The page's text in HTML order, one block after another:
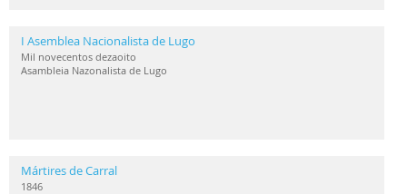
I Asemblea Nacionalista de Lugo
Mil novecentos dezaoito
Asambleia Nazonalista de Lugo
Mártires de Carral
1846